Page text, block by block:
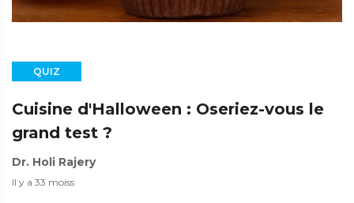
QUIZ
Cuisine d'Halloween : Oseriez-vous le
grand test ?
Dr. Holi Rajery
Il y a 33 moiss